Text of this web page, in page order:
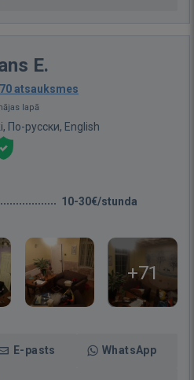
E.
70 atsauksmes
lapā
По-русски, English
10-30€/stunda
+71
E-pasts WhatsApp